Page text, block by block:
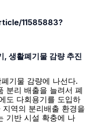
11585883?
생활폐기물 감량 추진
기물 감량에 나선다.
분리 배출을 늘려서 폐
도 다회용기를 도입하
역의 분리배출 환경을
기반 시설 확충에 나